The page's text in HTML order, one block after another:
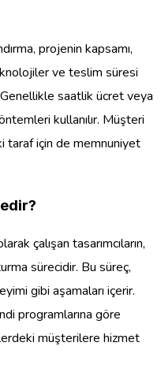
projenin kapsamı,
ve teslim süresi
saatlik ücret veya
kullanılır. Müşteri
taraf için de memnuniyet
çalışan tasarımcıların,
sürecidir. Bu süreç,
gibi aşamaları içerir.
programlarına göre
müşterilere hizmet